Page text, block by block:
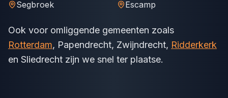
Segbroek
Escamp
Ook voor omliggende gemeenten zoals
Rotterdam, Papendrecht, Zwijndrecht, Ridderkerk
en Sliedrecht zijn we snel ter plaatse.